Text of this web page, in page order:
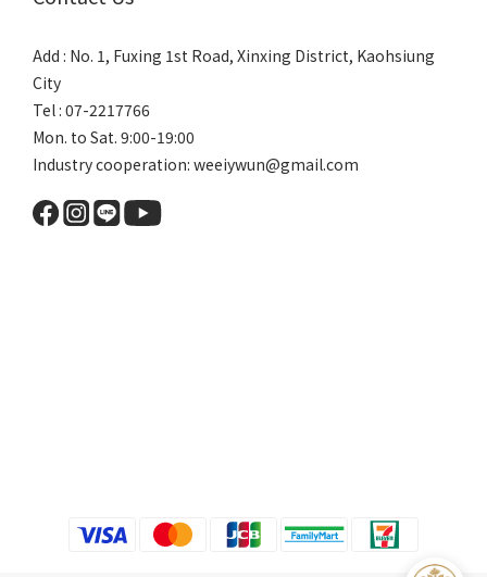
Add : No. 1, Fuxing 1st Road, Xinxing District, Kaohsiung
City
Tel : 07-2217766
Mon. to Sat. 9:00-19:00
Industry cooperation: weeiywun@gmail.com